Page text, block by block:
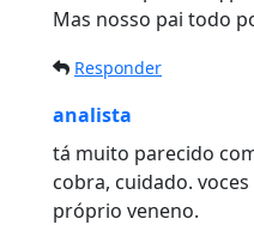
Mas nosso pai todo
Responder
analista
tá muito parecido
cobra, cuidado.
próprio veneno.